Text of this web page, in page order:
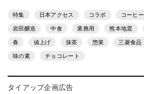
特集 日本アクセス コラボ コーヒー
岩田醸造 中食 業務用 熊本地震
春 値上げ 抹茶 惣菜 三菱食品
味の素 チョコレート
タイアップ企画広告